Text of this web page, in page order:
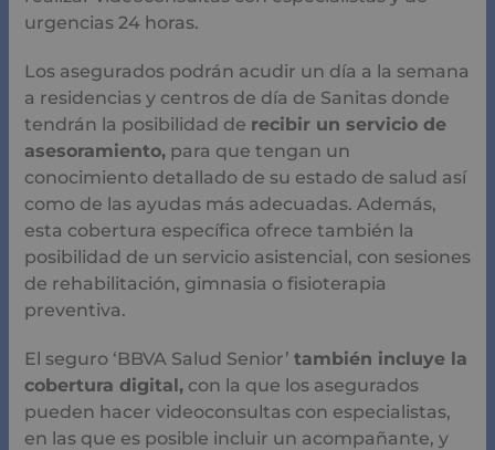
urgencias 24 horas.
Los asegurados podrán acudir un día a la semana
a residencias y centros de día de Sanitas donde
tendrán la posibilidad de recibir un servicio de
asesoramiento, para que tengan un
conocimiento detallado de su estado de salud así
como de las ayudas más adecuadas. Además,
esta cobertura específica ofrece también la
posibilidad de un servicio asistencial, con sesiones
de rehabilitación, gimnasia o fisioterapia
preventiva.
El seguro ‘BBVA Salud Senior’ también incluye la
cobertura digital, con la que los asegurados
pueden hacer videoconsultas con especialistas,
en las que es posible incluir un acompañante, y